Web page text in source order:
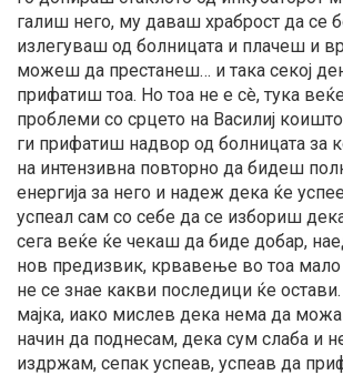
галиш него, му даваш храброст да се
излегуваш од болницата и плачеш и
можеш да престанеш… и така секој
прифатиш тоа. Но тоа не е сè, тука
проблеми со срцето на Василиј
ги прифатиш надвор од болницата за
на интензивна повторно да бидеш
енергија за него и надеж дека ќе
успеал сам со себе да се избориш
сега веќе ќе чекаш да биде добар,
нов предизвик, крвавење во тоа
не се знае какви последици ќе остави.
мајка, иако мислев дека нема да
начин да поднесам, дека сум слаба и
издржам, сепак успеав, успеав да